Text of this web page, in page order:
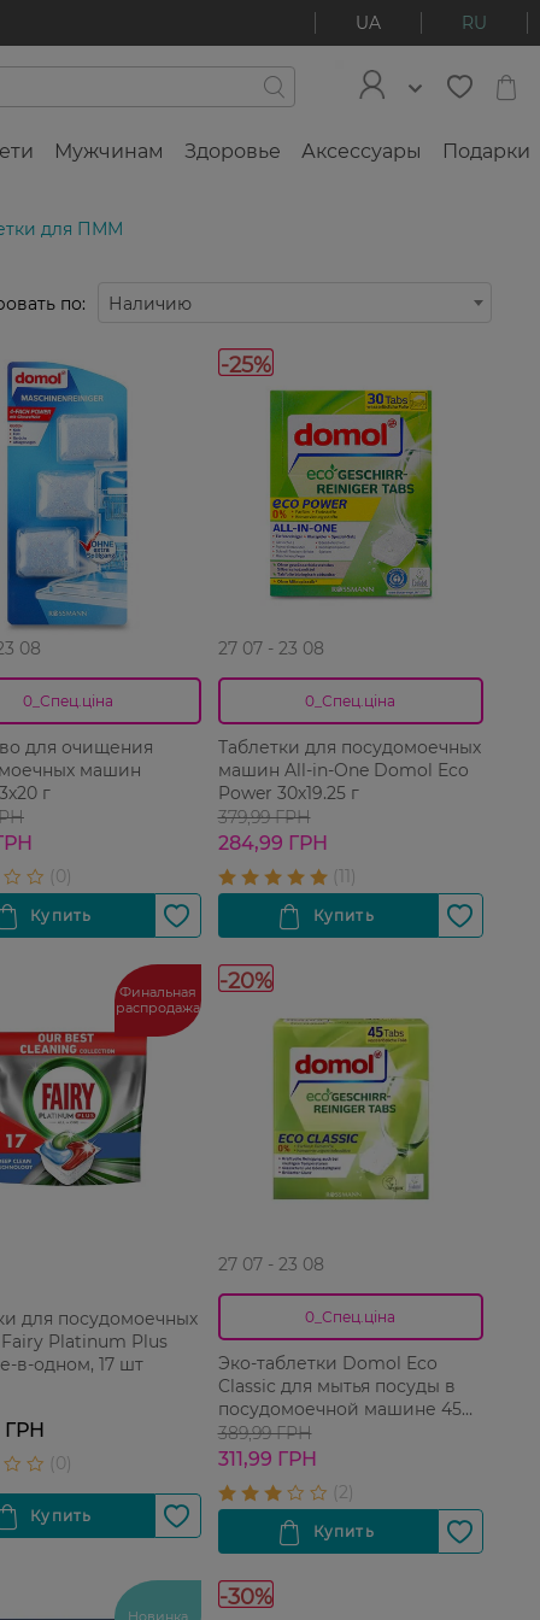
UA RU
Мужчинам Здоровье Аксессуары Подарки
для ПММ
по: Наличию
08
0_Спец.ціна
для очищения
машин
г
-25%
27 07 - 23 08
0_Спец.ціна
Таблетки для посудомоечных
машин All-in-One Domol Eco
Power 30х19.25 г
379,99 ГРН
284,99 ГРН
Финальная
распродажа
для посудомоечных
Platinum Plus
в-одном, 17 шт
ГРН
-20%
27 07 - 23 08
0_Спец.ціна
Эко-таблетки Domol Eco
Classic для мытья посуды в
посудомоечной машине 45
шт
389,99 ГРН
311,99 ГРН
Новинка
-30%